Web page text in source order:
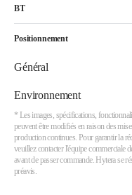
BT
Positionnement
Général
Environnement
* Les images, spécifications,
peuvent être modifiés en raison des
production continues. Pour garantir la
veuillez contacter l'équipe commerciale
avant de passer commande. Hytera se
préavis.